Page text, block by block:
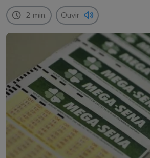
2 min. Ouvir